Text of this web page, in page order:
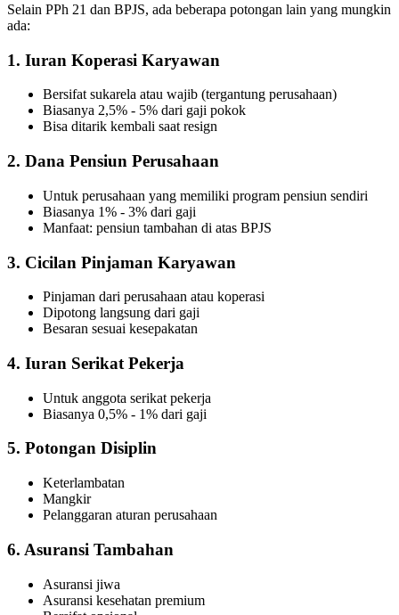
Selain PPh 21 dan BPJS, ada beberapa potongan lain yang mungkin
ada:
1. Iuran Koperasi Karyawan
Bersifat sukarela atau wajib (tergantung perusahaan)
Biasanya 2,5% - 5% dari gaji pokok
Bisa ditarik kembali saat resign
2. Dana Pensiun Perusahaan
Untuk perusahaan yang memiliki program pensiun sendiri
Biasanya 1% - 3% dari gaji
Manfaat: pensiun tambahan di atas BPJS
3. Cicilan Pinjaman Karyawan
Pinjaman dari perusahaan atau koperasi
Dipotong langsung dari gaji
Besaran sesuai kesepakatan
4. Iuran Serikat Pekerja
Untuk anggota serikat pekerja
Biasanya 0,5% - 1% dari gaji
5. Potongan Disiplin
Keterlambatan
Mangkir
Pelanggaran aturan perusahaan
6. Asuransi Tambahan
Asuransi jiwa
Asuransi kesehatan premium